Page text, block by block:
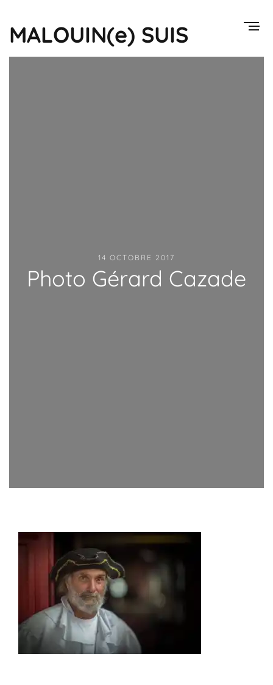
MALOUIN(e) SUIS
14 OCTOBRE 2017
Photo Gérard Cazade